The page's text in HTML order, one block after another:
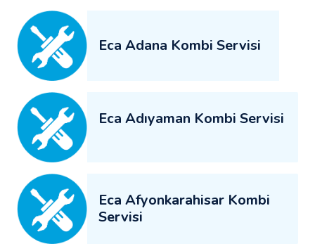
Eca Adana Kombi Servisi
Eca Adıyaman Kombi Servisi
Eca Afyonkarahisar Kombi
Servisi